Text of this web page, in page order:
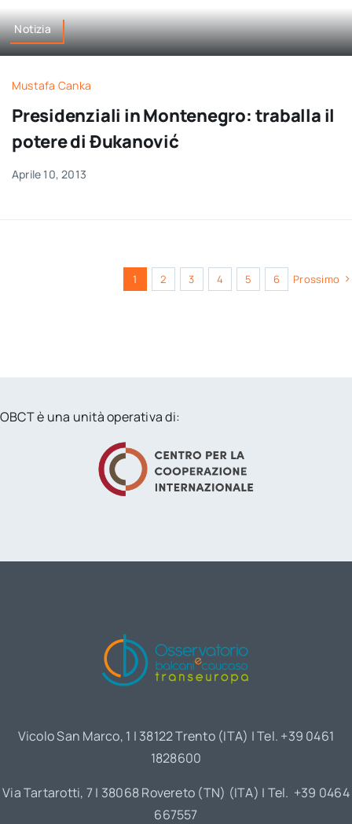
Notizia
Mustafa Canka
Presidenziali in Montenegro: traballa il
potere di Đukanović
Aprile 10, 2013
1 2 3 4 5 6 Prossimo
OBCT è una unità operativa di:
Vicolo San Marco, 1 | 38122 Trento (ITA) | Tel. +39 0461
1828600
Via Tartarotti, 7 | 38068 Rovereto (TN) (ITA) | Tel. +39 0464
667557